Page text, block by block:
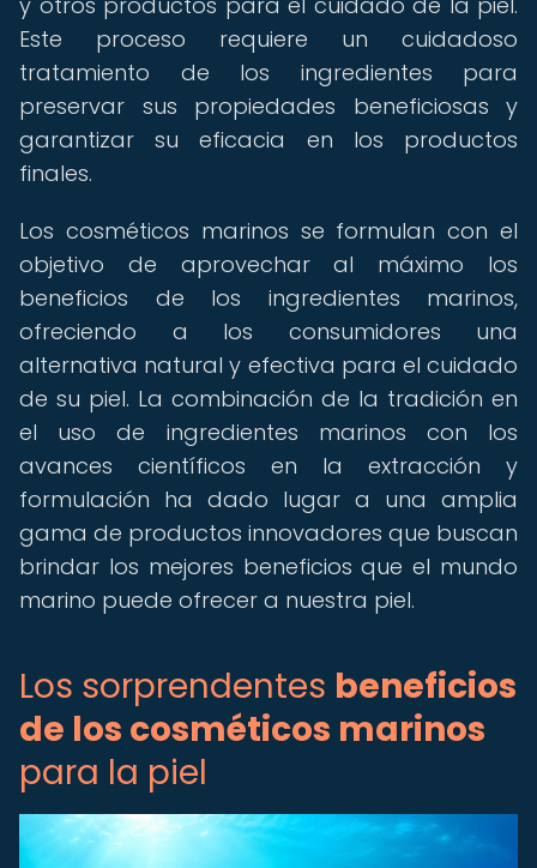
Este proceso requiere un cuidadoso
tratamiento de los ingredientes para
preservar sus propiedades beneficiosas y
garantizar su eficacia en los productos
finales.
Los cosméticos marinos se formulan con el
objetivo de aprovechar al máximo los
beneficios de los ingredientes marinos,
ofreciendo a los consumidores una
alternativa natural y efectiva para el cuidado
de su piel. La combinación de la tradición en
el uso de ingredientes marinos con los
avances científicos en la extracción y
formulación ha dado lugar a una amplia
gama de productos innovadores que buscan
brindar los mejores beneficios que el mundo
marino puede ofrecer a nuestra piel.
Los sorprendentes beneficios
de los cosméticos marinos
para la piel